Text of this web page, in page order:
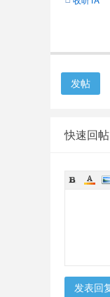
发帖
快速回帖
发表回